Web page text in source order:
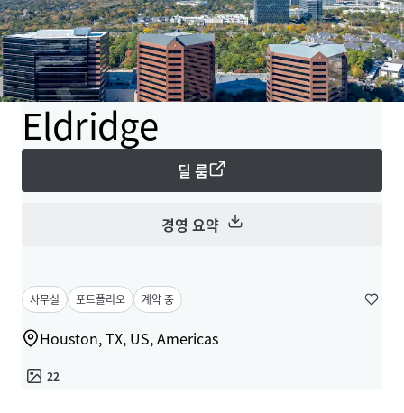
Eldridge
딜 룸
경영 요약
사무실 포트폴리오 계약 중
Houston, TX, US, Americas
22